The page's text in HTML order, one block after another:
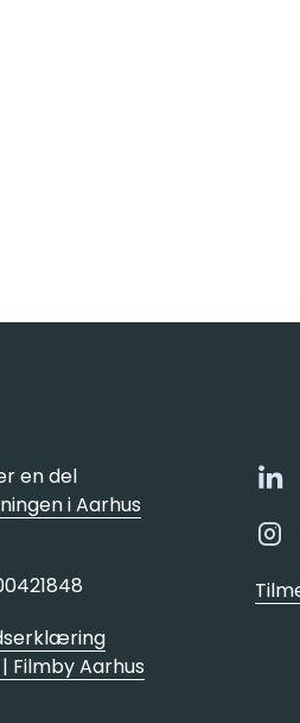
en del
i Aarhus
Filmby Aarhus